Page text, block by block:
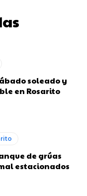
soleado y
en Rosarito
de grúas
estacionados